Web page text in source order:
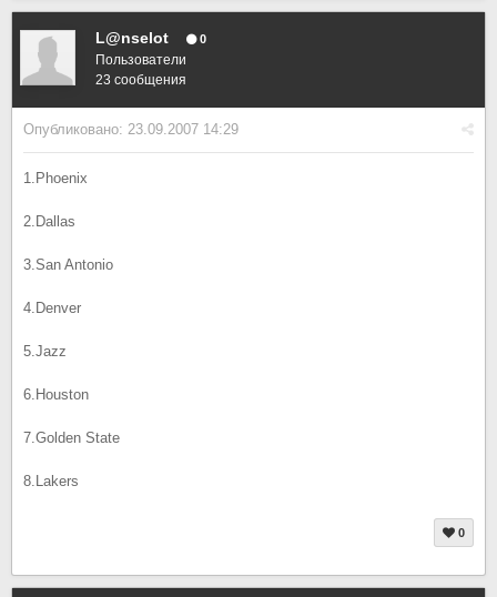
L@nselot 0
Пользователи
23 сообщения
Опубликовано: 23.09.2007 14:29
1.Phoenix
2.Dallas
3.San Antonio
4.Denver
5.Jazz
6.Houston
7.Golden State
8.Lakers
0